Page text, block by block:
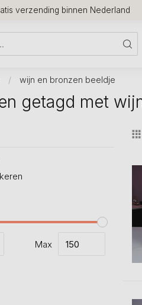
verzending binnen Nederland
/ wijn en bronzen beeldje
getagd met
Max